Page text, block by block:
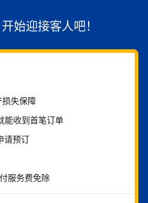
始迎接客人吧！
失保障
能收到首笔订单
请预订
服务费免除